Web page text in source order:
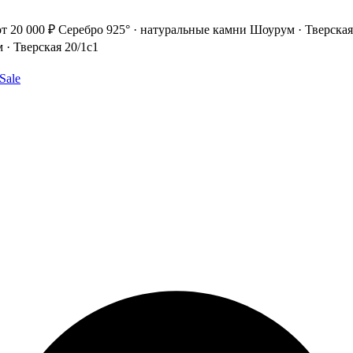
20 000 ₽ Серебро 925° · натуральные камни Шоурум ·
Тверская 20/1с1
Sale